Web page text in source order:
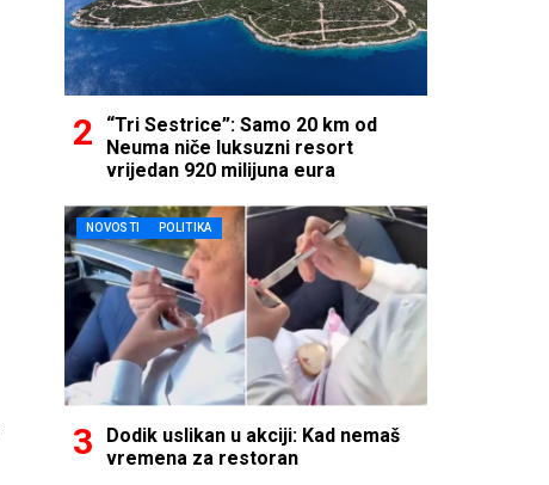
“Tri Sestrice”: Samo 20 km od
Neuma niče luksuzni resort
vrijedan 920 milijuna eura
NOVOSTI POLITIKA
Dodik uslikan u akciji: Kad nemaš
vremena za restoran